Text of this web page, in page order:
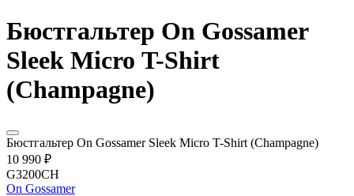
Бюстгальтер On Gossamer
Sleek Micro T-Shirt
(Champagne)
Бюстгальтер On Gossamer Sleek Micro T-Shirt (Champagne)
10 990 ₽
G3200CH
On Gossamer